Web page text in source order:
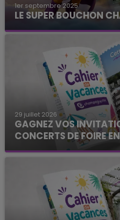
1er septembre 2025
LE SUPER BOUCHON
avec La Famille
29 juillet 2026
GAGNEZ VOS
CONCERTS DE FOIRE
La Famille de l'été